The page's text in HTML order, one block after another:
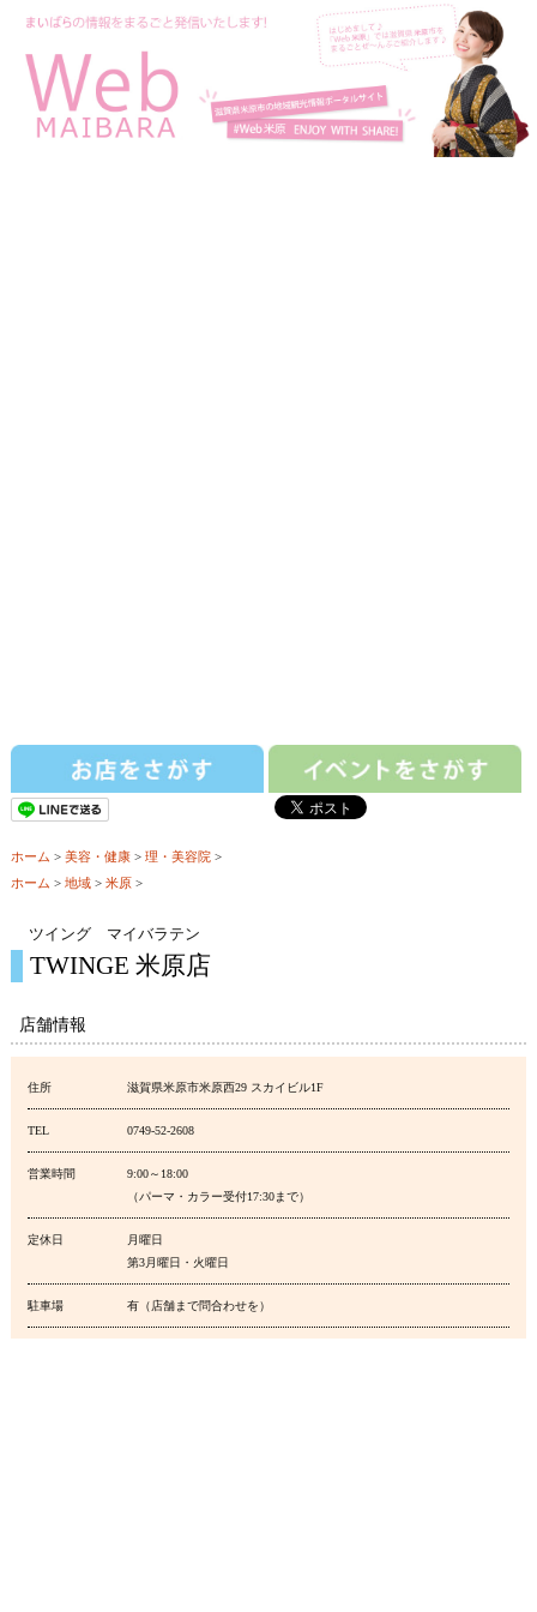
ホーム > 美容・健康> 理・美容院>
ホーム > 地域> 米原>
ツイング マイバラテン
TWINGE 米原店
店舗情報
住所 滋賀県米原市米原西29 スカイビル1F
TEL 0749-52-2608
営業時間
9:00～18:00
（パーマ・カラー受付17:30まで）
定休日
月曜日
第3月曜日・火曜日
駐車場 有（店舗まで問合わせを）